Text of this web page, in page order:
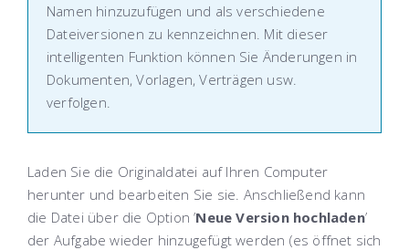
Namen hinzuzufügen und als verschiedene
Dateiversionen zu kennzeichnen. Mit dieser
intelligenten Funktion können Sie Änderungen in
Dokumenten, Vorlagen, Verträgen usw.
verfolgen.
Laden Sie die Originaldatei auf Ihren Computer
herunter und bearbeiten Sie sie. Anschließend kann
die Datei über die Option ’Neue Version hochladen’
der Aufgabe wieder hinzugefügt werden (es öffnet sich